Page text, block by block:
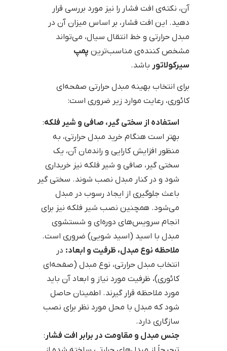
آن، نکته‌ی افت فشار را نیز مورد بررسی قرار
دهید. این افت فشار، بر اساس میزان آن در
مبدل حرارتی و خط انتقال سیال، می‌تواند
مشخص کننده‌ی مناسب‌ترین پمپ
سیرکولاتور باشد.
برای انتخاب بهینه مبدل حرارتی صفحه‌ای
کائوری، رعایت موارد زیر ضروری است:
استفاده از سختی گیر، صافی و شیر فلکه:
بهتر است هنگام خرید مبدل حرارتی، به
منظور افزایش کارایی و راندمان آن، یک
سختی گیر، صافی و شیر فلکه نیز خریداری
شود و در کنار مبدل نصب شوند. سختی گیر
باعث جلوگیری از ایجاد رسوب در مبدل
می‌شود. همچنین نصب شیر فلکه نیز برای
انجام سرویس‌های دوره‌ای و شستشوی
مبدل با اسید (اسید شویی) ضروری است.
ملاحظه نوع مبدل، ظرفیت و ابعاد: در
انتخاب مبدل حرارتی، نوع مبدل (صفحه‌ای
کائوری)، ظرفیت مورد نیاز و ابعاد آن باید
مورد ملاحظه قرار گیرند. اطمینان حاصل
شود که مبدل با محل مورد نظر برای نصب
سازگاری دارد.
جنس مبدل و مقاومت در برابر افت فشار :